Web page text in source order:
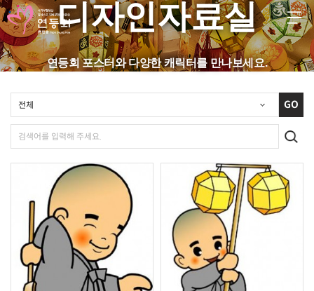
KR EN JP CH FR GER SPA
정보
사항
자인 자료실
악율동자료실
만들기자료실
디자인자료실
연등회 포스터와 다양한 캐릭터를 만나보세요.
GO